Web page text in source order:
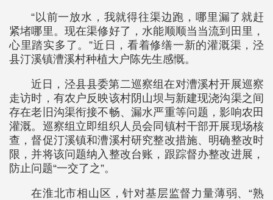
“以前一放水，我就得往渠边跑，哪里漏了就赶
紧堵哪里。现在渠修好了，水能顺顺当当流到田里，
心里踏实多了。”近日，看着修缮一新的灌溉渠，泾
县汀溪镇漕溪村种植大户陈先生感慨。
近日，泾县县委第二巡察组在对漕溪村开展巡察
走访时，有农户反映该村阴山坝与新建现浇沟渠之间
存在老旧沟渠衔接不畅、漏水严重等问题，影响农田
灌溉。巡察组立即组织人员会同镇村干部开展现场核
查，督促汀溪镇和漕溪村研究整改措施、明确整改时
限，并将该问题纳入整改台账，跟踪督办整改进展，
防止问题“一交了之”。
在淮北市相山区，针对基层监督力量薄弱、“熟